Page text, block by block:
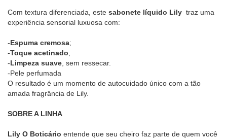
Com textura diferenciada, este sabonete líquido Lily traz uma
experiência sensorial luxuosa com:
-Espuma cremosa;
-Toque acetinado;
-Limpeza suave , sem ressecar.
-Pele perfumada
O resultado é um momento de autocuidado único com a tão
amada fragrância de Lily.
SOBRE A LINHA
Lily O Boticário entende que seu cheiro faz parte de quem você